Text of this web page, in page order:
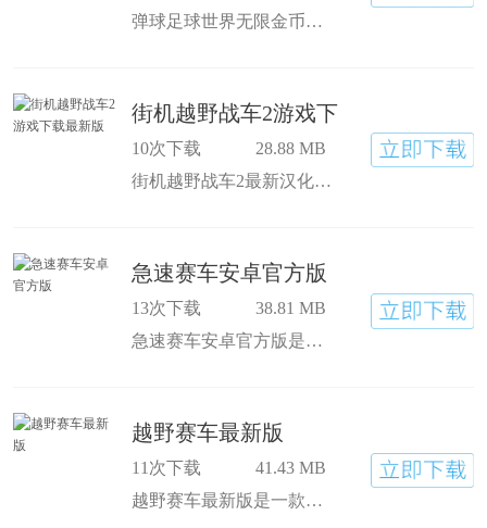
弹球足球世界无限金币是一款非常有趣的弹球竞技手游，弹球足球世界安卓版拥有多样化的足球关卡设计，上手简单，富的内容和个性定制等你来解锁，感兴趣的朋友快来下载吧！
街机越野战车2游戏下载最新版
10次下载
28.88 MB
街机越野战车2最新汉化版是一款十分经典好玩的手机赛车类游戏，游戏的赛道比较狭窄，玩家需要依靠自己过硬的实力来面对这一切的困难。街机越野战车2中文版下载后即可体验！
急速赛车安卓官方版
13次下载
38.81 MB
急速赛车安卓官方版是一款十分好玩的赛车竞速类的手游，急速赛车安卓官方版中有着高清细腻的游戏画质，可以为玩家带来最真实刺激的速度体验。游戏中有着各种各样的跑车和摩托车
越野赛车最新版
11次下载
41.43 MB
越野赛车最新版是一款热血刺激赛车的手游，越野赛车最新版的操作十分简单易学，轻松就可以掌握游戏的诀窍。游戏中的画质十分高清细腻，采用了卡通的画面风格，玩家可以在游戏中驾驶